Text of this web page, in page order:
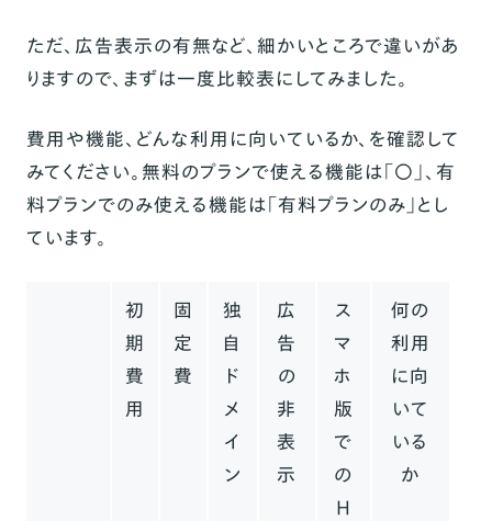
ただ、広告表示の有無など、細かいところで違いがあ
りますので、まずは一度比較表にしてみました。
費用や機能、どんな利用に向いているか、を確認して
みてください。無料のプランで使える機能は「〇」、有
料プランでのみ使える機能は「有料プランのみ」とし
ています。
初
期
費
用
固
定
費
独
自
ド
メ
イ
ン
広
告
の
非
表
示
ス
マ
ホ
版
で
の
H
何の
利用
に向
いて
いる
か